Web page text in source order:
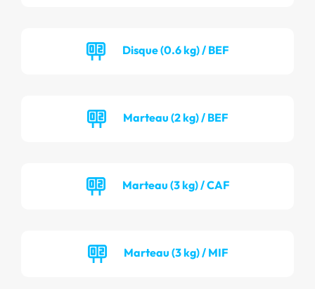
Disque (0.6 kg) / BEF
Marteau (2 kg) / BEF
Marteau (3 kg) / CAF
Marteau (3 kg) / MIF